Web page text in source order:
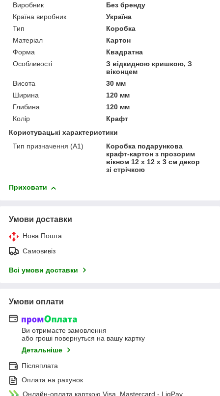
Виробник
Без бренду
Країна виробник
Україна
Тип
Коробка
Матеріал
Картон
Форма
Квадратна
Особливості
З відкидною кришкою, З
віконцем
Висота
30 мм
Ширина
120 мм
Глибина
120 мм
Колір
Крафт
Користувацькі характеристики
Тип призначення (А1)
Коробка подарункова
крафт-картон з прозорим
вікном 12 х 12 х 3 см декор
зі стрічкою
Приховати
Умови доставки
Нова Пошта
Самовивіз
Всі умови доставки
Умови оплати
Ви отримаєте замовлення
або гроші повернуться на вашу картку
Детальніше
Післяплата
Оплата на рахунок
Онлайн-оплата карткою Visa, Mastercard - LiqPay